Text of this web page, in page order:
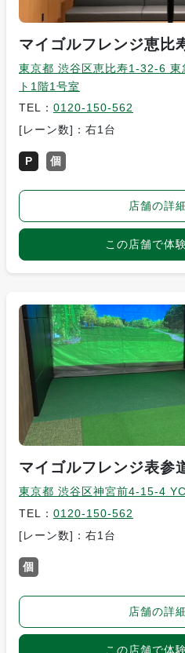
マイゴルフレンジ恵比
東京都 渋谷区恵比寿1-32-6 東
ト1階1号室
TEL： 0120-150-562
[レーン数]：右1台
P 個
店舗の詳
この店舗で体
マイゴルフレンジ表参
東京都 渋谷区神宮前4-15-4
TEL： 0120-150-562
[レーン数]：右1台
個
店舗の詳
この店舗で体